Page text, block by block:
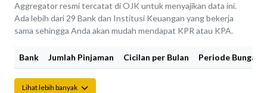
Aggregator resmi tercatat di OJK untuk menyajikan data ini.
Ada lebih dari 29 Bank dan Institusi Keuangan yang bekerja
sama sehingga Anda akan mudah mendapat KPR atau KPA.
Bank Jumlah Pinjaman Cicilan per Bulan Periode Bunga
Lihat lebih banyak